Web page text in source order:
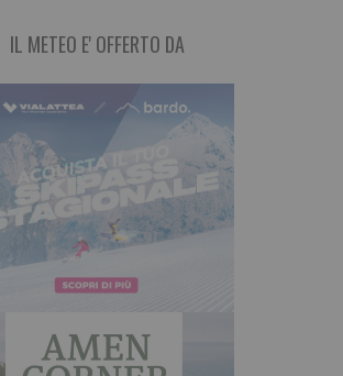
IL METEO E' OFFERTO DA